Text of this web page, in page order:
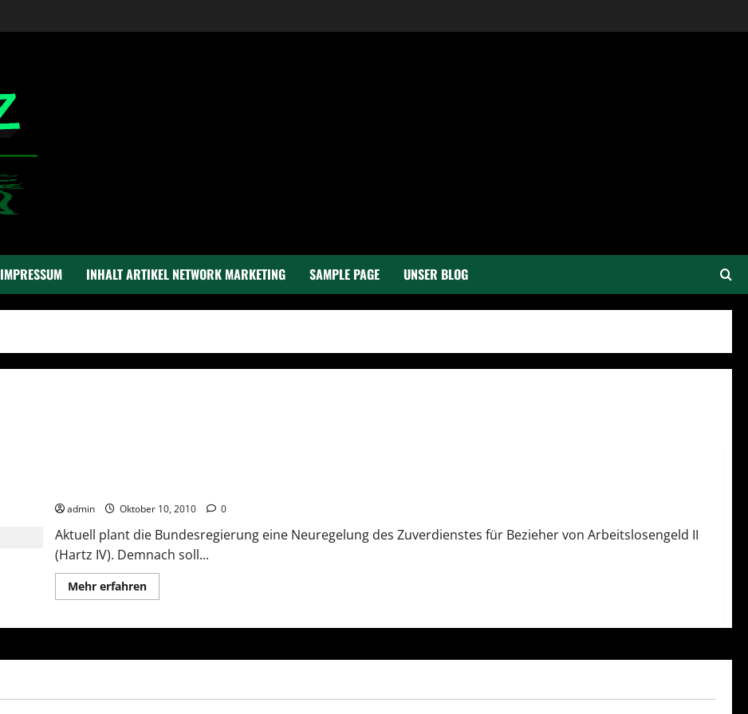
IMPRESSUM INHALT ARTIKEL NETWORK MARKETING SAMPLE PAGE UNSER BLOG
admin Oktober 10, 2010 0
Aktuell plant die Bundesregierung eine Neuregelung des Zuverdienstes für Bezieher von Arbeitslosengeld II
(Hartz IV). Demnach soll...
Mehr erfahrenMehr
Informationen
IV
Sätze